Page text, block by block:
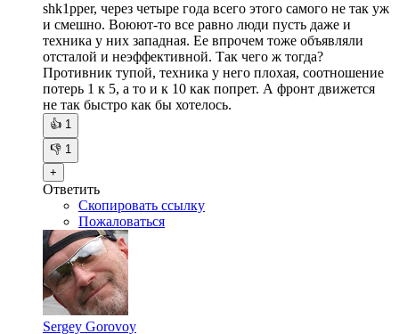
shk1pper, через четыре года всего этого самого не так уж
и смешно. Воюют-то все равно люди пусть даже и
техника у них западная. Ее впрочем тоже объявляли
отсталой и неэффективной. Так чего ж тогда?
Противник тупой, техника у него плохая, соотношение
потерь 1 к 5, а то и к 10 как попрет. А фронт движется
не так быстро как бы хотелось.
👍 1
👎 1
+
Ответить
Скопировать ссылку
Пожаловаться
Sergey Gorovoy